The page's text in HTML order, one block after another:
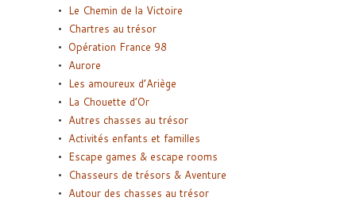
Le Chemin de la Victoire
Chartres au trésor
Opération France 98
Aurore
Les amoureux d’Ariège
La Chouette d’Or
Autres chasses au trésor
Activités enfants et familles
Escape games & escape rooms
Chasseurs de trésors & Aventure
Autour des chasses au trésor